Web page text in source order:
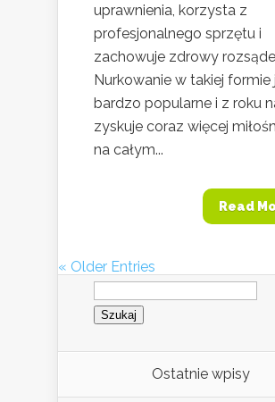
uprawnienia, korzysta z
profesjonalnego sprzętu i
zachowuje zdrowy
Nurkowanie w takiej formie
bardzo popularne i z roku
zyskuje coraz więcej
na całym...
Read
« Older Entries
Szukaj:
Ostatnie wpisy